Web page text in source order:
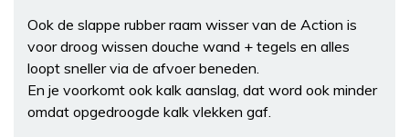
Ook de slappe rubber raam wisser van de Action is
voor droog wissen douche wand + tegels en alles
loopt sneller via de afvoer beneden.
En je voorkomt ook kalk aanslag, dat word ook minder
omdat opgedroogde kalk vlekken gaf.